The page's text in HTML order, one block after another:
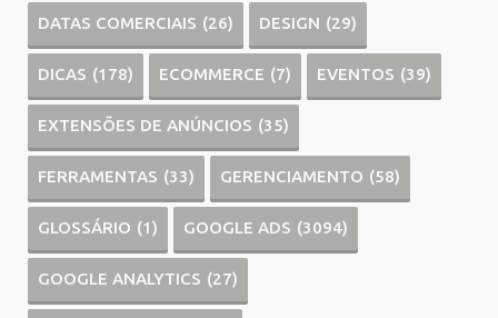
DATAS COMERCIAIS (26) DESIGN (29)
DICAS (178) ECOMMERCE (7) EVENTOS (39)
EXTENSÕES DE ANÚNCIOS (35)
FERRAMENTAS (33) GERENCIAMENTO (58)
GLOSSÁRIO (1) GOOGLE ADS (3094)
GOOGLE ANALYTICS (27)